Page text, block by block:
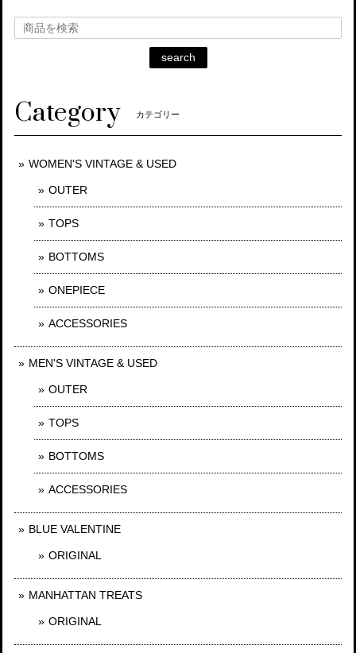
search
Category カテゴリー
WOMEN'S VINTAGE & USED
OUTER
TOPS
BOTTOMS
ONEPIECE
ACCESSORIES
MEN'S VINTAGE & USED
OUTER
TOPS
BOTTOMS
ACCESSORIES
BLUE VALENTINE
ORIGINAL
MANHATTAN TREATS
ORIGINAL